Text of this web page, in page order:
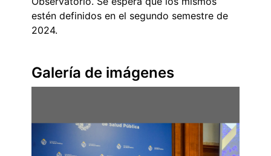
estén definidos en el segundo semestre de
2024.
Galería de imágenes